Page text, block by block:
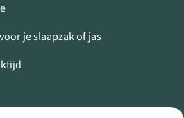
je slaapzak of jas